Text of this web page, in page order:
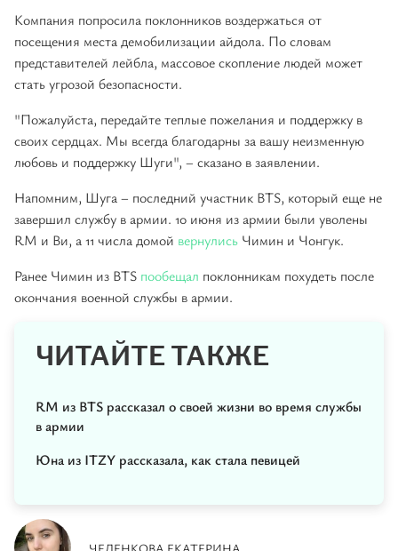
Компания попросила поклонников воздержаться от
посещения места демобилизации айдола. По словам
представителей лейбла, массовое скопление людей может
стать угрозой безопасности.
"Пожалуйста, передайте теплые пожелания и поддержку в
своих сердцах. Мы всегда благодарны за вашу неизменную
любовь и поддержку Шуги", – сказано в заявлении.
Напомним, Шуга – последний участник BTS, который еще не
завершил службу в армии. 10 июня из армии были уволены
RM и Ви, а 11 числа домой вернулись Чимин и Чонгук.
Ранее Чимин из BTS пообещал поклонникам похудеть после
окончания военной службы в армии.
ЧИТАЙТЕ ТАКЖЕ
RM из BTS рассказал о своей жизни во время службы
в армии
Юна из ITZY рассказала, как стала певицей